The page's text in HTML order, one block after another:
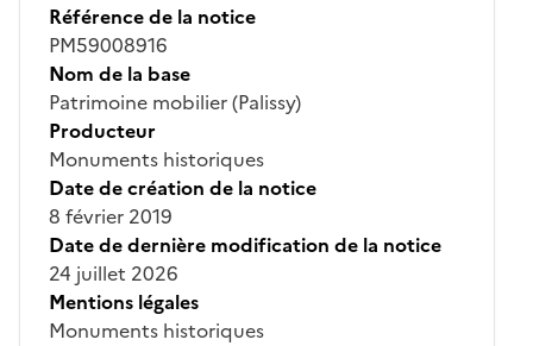
Référence de la notice
PM59008916
Nom de la base
Patrimoine mobilier (Palissy)
Producteur
Monuments historiques
Date de création de la notice
8 février 2019
Date de dernière modification de la notice
24 juillet 2026
Mentions légales
Monuments historiques